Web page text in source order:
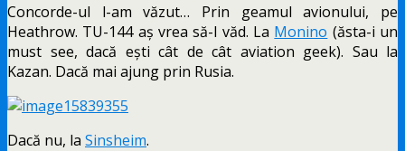
Concorde-ul l-am văzut… Prin geamul avionului, pe
Heathrow. TU-144 aș vrea să-l văd. La Monino (ăsta-i un
must see, dacă ești cât de cât aviation geek). Sau la
Kazan. Dacă mai ajung prin Rusia.
Dacă nu, la Sinsheim.